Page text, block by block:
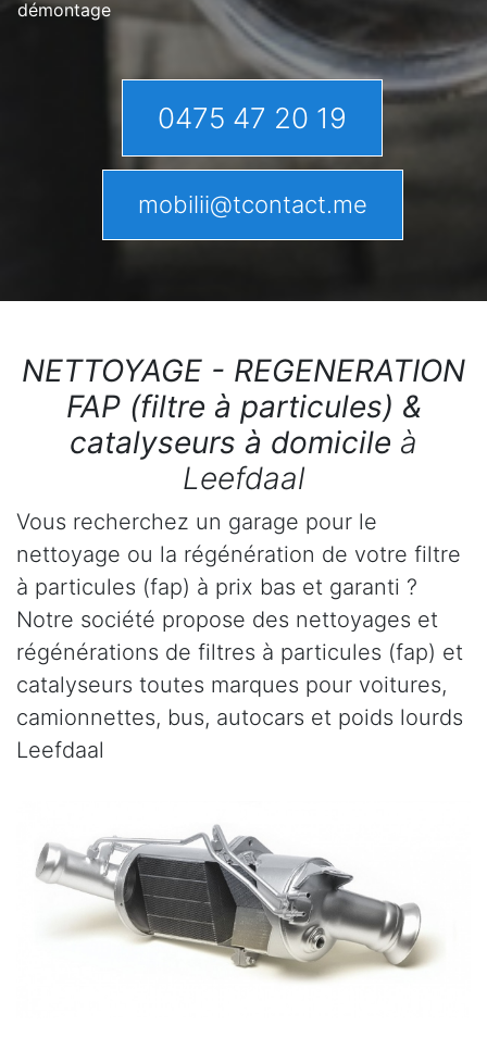
démontage
0475 47 20 19
mobilii@tcontact.me
NETTOYAGE - REGENERATION
FAP (filtre à particules) &
catalyseurs à domicile à
Leefdaal
Vous recherchez un garage pour le
nettoyage ou la régénération de votre filtre
à particules (fap) à prix bas et garanti ?
Notre société propose des nettoyages et
régénérations de filtres à particules (fap) et
catalyseurs toutes marques pour voitures,
camionnettes, bus, autocars et poids lourds
Leefdaal